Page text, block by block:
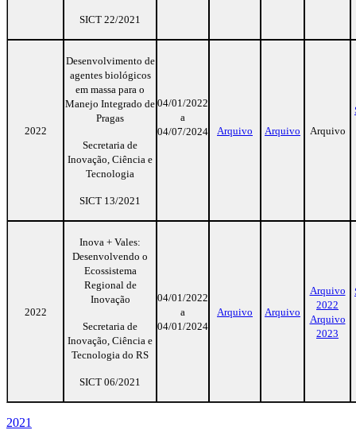
SICT 22/2021
2022
Desenvolvimento de
agentes biológicos
em massa para o
Manejo Integrado de
Pragas
Secretaria de
Inovação, Ciência e
Tecnologia
SICT 13/2021
04/01/2022
a
04/07/2024
Arquivo Arquivo Arquivo
2022
Inova + Vales:
Desenvolvendo o
Ecossistema
Regional de
Inovação
Secretaria de
Inovação, Ciência e
Tecnologia do RS
SICT 06/2021
04/01/2022
a
04/01/2024
Arquivo Arquivo
Arquivo
2022
Arquivo
2023
2021